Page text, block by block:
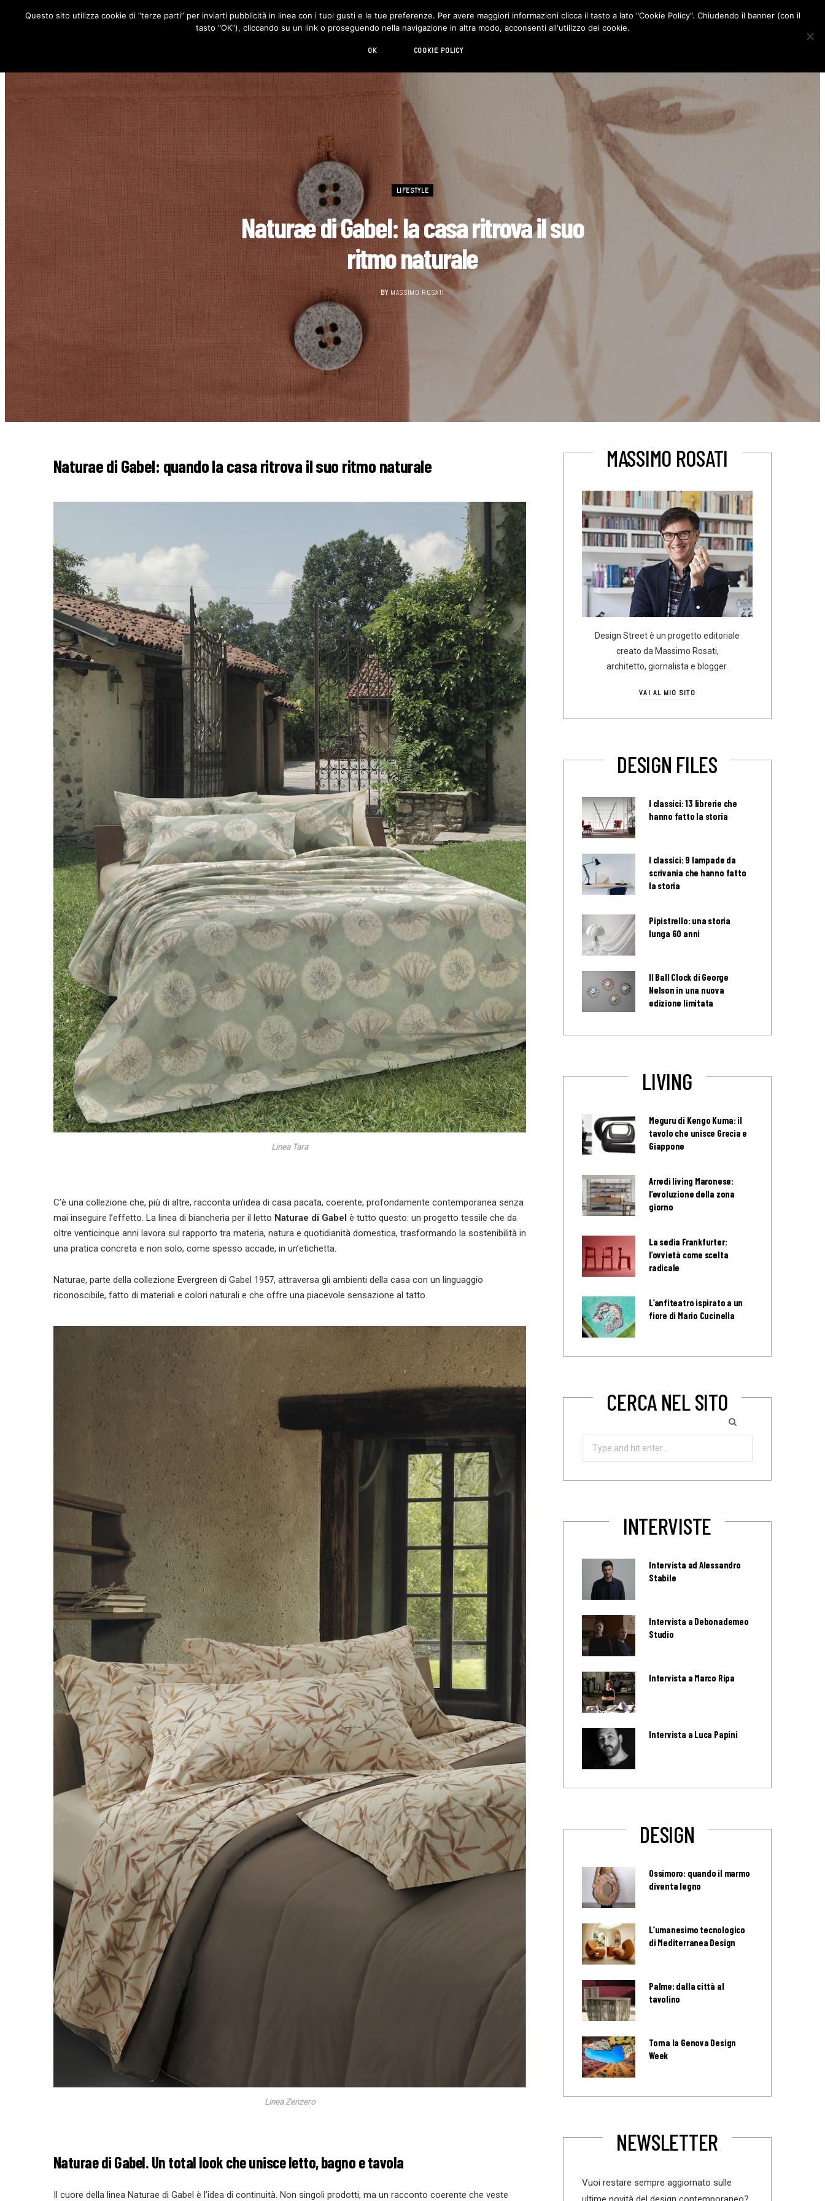
RUBRICHE DESIGN LIVING HI-TECH CHI SIAMO CONTATTI
o
g
r
d
LIFESTYLE
Naturae di Gabel: la casa ritrova il suo
ritmo naturale
BY MASSIMO ROSATI
Naturae di Gabel: quando la casa ritrova il suo ritmo naturale
Linea Tara
C’è una collezione che, più di altre, racconta un’idea di casa pacata, coerente, profondamente contemporanea senza
mai inseguire l’effetto. La linea di biancheria per il letto Naturae di Gabel è tutto questo: un progetto tessile che da
oltre venticinque anni lavora sul rapporto tra materia, natura e quotidianità domestica, trasformando la sostenibilità in
una pratica concreta e non solo, come spesso accade, in un’etichetta.
Naturae, parte della collezione Evergreen di Gabel 1957, attraversa gli ambienti della casa con un linguaggio
riconoscibile, fatto di materiali e colori naturali e che offre una piacevole sensazione al tatto.
Linea Zenzero
Naturae di Gabel.Un total look che unisce letto, bagno e tavola
Il cuore della linea Naturae di Gabel è l’idea di continuità. Non singoli prodotti, ma un racconto coerente che veste
MASSIMO ROSATI
Design Street è un progetto editoriale
creato da Massimo Rosati,
architetto, giornalista e blogger.
VAI AL MIO SITO
DESIGN FILES
I classici: 13 librerie che
hanno fatto la storia
I classici: 9 lampade da
scrivania che hanno fatto
la storia
Pipistrello: una storia
lunga 60 anni
Il Ball Clock di George
Nelson in una nuova
edizione limitata
LIVING
Meguru di Kengo Kuma: il
tavolo che unisce Grecia e
Giappone
Arredi living Maronese:
l’evoluzione della zona
giorno
La sedia Frankfurter:
l’ovvietà come scelta
radicale
L’anfiteatro ispirato a un
fiore di Mario Cucinella
CERCA NEL SITO
Search
INTERVISTE
Intervista ad Alessandro
Stabile
Intervista a Debonademeo
Studio
Intervista a Marco Ripa
Intervista a Luca Papini
DESIGN
Ossimoro: quando il marmo
diventa legno
L’umanesimo tecnologico
di Mediterranea Design
Palme: dalla città al
tavolino
Torna la Genova Design
Week
NEWSLETTER
Vuoi restare sempre aggiornato sulle
Questo sito utilizza cookie di “terze parti” per inviarti pubblicità in linea con i tuoi gusti e le tue preferenze. Per avere maggiori informazioni clicca il tasto a lato "Cookie Policy". Chiudendo il banner (con il
tasto "OK"), cliccando su un link o proseguendo nella navigazione in altra modo, acconsenti all'utilizzo dei cookie.
OK COOKIE POLICY